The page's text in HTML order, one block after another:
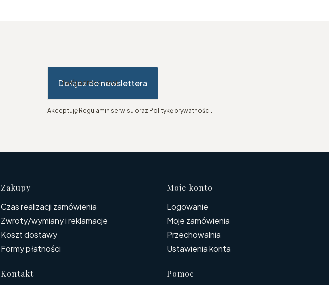
Twój adres e-mail
Dołącz do newslettera
Akceptuję Regulamin serwisu oraz Politykę prywatności.
Linki w stopce
Zakupy
Czas realizacji zamówienia
Zwroty/wymiany i reklamacje
Koszt dostawy
Formy płatności
Moje konto
Logowanie
Moje zamówienia
Przechowalnia
Ustawienia konta
Kontakt Pomoc